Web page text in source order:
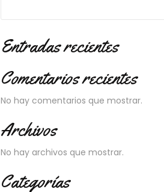
Entradas recientes
Comentarios recientes
No hay comentarios que mostrar.
Archivos
No hay archivos que mostrar.
Categorías